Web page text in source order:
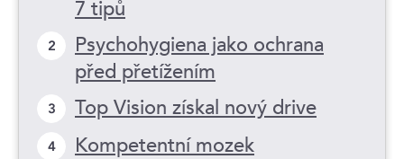
7 tipů
2
Psychohygiena jako ochrana
před přetížením
3 Top Vision získal nový drive
4 Kompetentní mozek